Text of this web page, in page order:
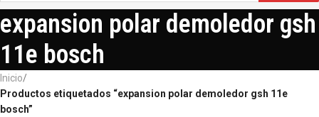
expansion polar demoledor gsh
11e bosch
Inicio
Productos etiquetados “expansion polar demoledor gsh 11e
bosch”